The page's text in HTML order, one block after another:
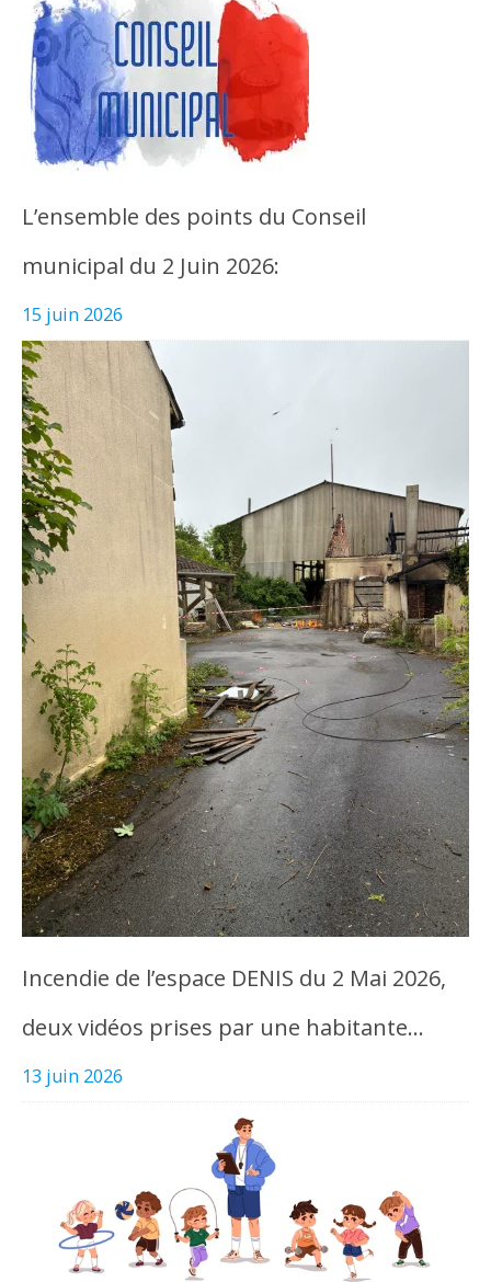
L’ensemble des points du Conseil
municipal du 2 Juin 2026:
15 juin 2026
Incendie de l’espace DENIS du 2 Mai 2026,
deux vidéos prises par une habitante…
13 juin 2026